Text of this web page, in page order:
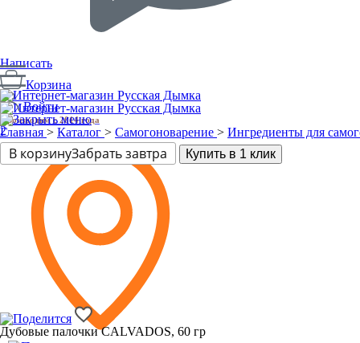
Написать
Корзина
Войти
Производим с 2014 года
2
Главная > Каталог > Самогоноварение > Ингредиенты для
В корзинуЗабрать завтра Купить в 1 клик
Дубовые палочки CALVADOS, 60 гр